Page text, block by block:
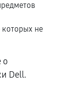
не
о
Dell.